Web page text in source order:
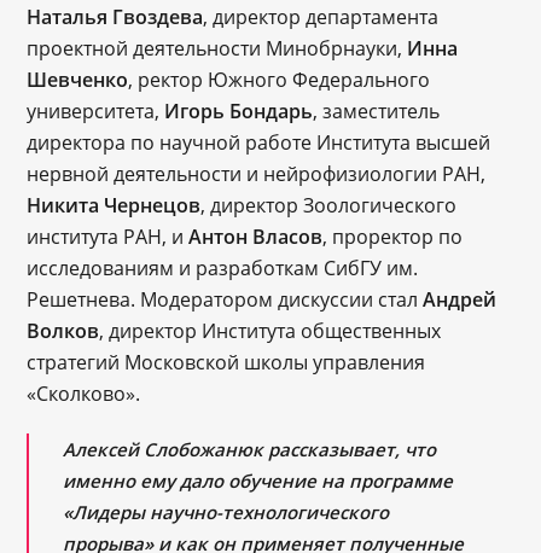
Наталья Гвоздева, директор департамента
проектной деятельности Минобрнауки, Инна
Шевченко, ректор Южного Федерального
университета, Игорь Бондарь, заместитель
директора по научной работе Института высшей
нервной деятельности и нейрофизиологии РАН,
Никита Чернецов, директор Зоологического
института РАН, иАнтон Власов, проректор по
исследованиям и разработкам СибГУ им.
Решетнева. Модератором дискуссии сталАндрей
Волков, директор Института общественных
стратегий Московской школы управления
«Сколково».
Алексей Слобожанюк рассказывает, что
именно ему дало обучение на программе
«Лидеры научно-технологического
прорыва» и как он применяет полученные